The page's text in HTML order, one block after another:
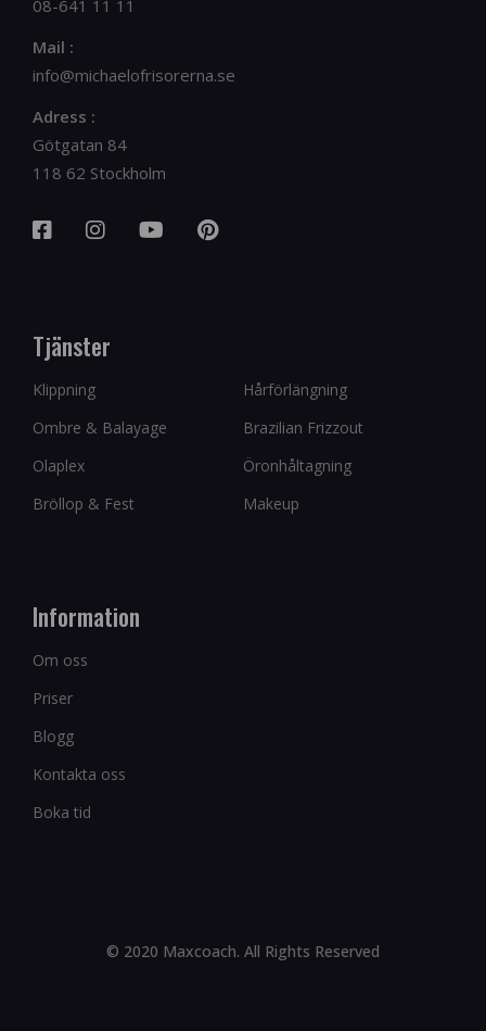
08-641 11 11
Mail :
info@michaelofrisorerna.se
Adress :
Götgatan 84
118 62 Stockholm
Tjänster
Klippning
Hårförlängning
Ombre & Balayage
Brazilian Frizzout
Olaplex
Öronhåltagning
Bröllop & Fest
Makeup
Information
Om oss
Priser
Blogg
Kontakta oss
Boka tid
© 2020 Maxcoach. All Rights Reserved